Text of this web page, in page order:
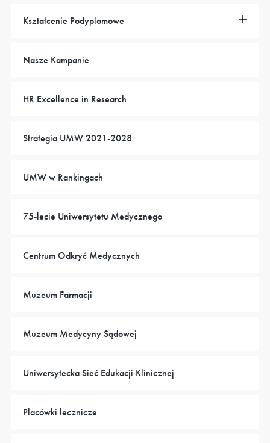
Kształcenie Podyplomowe
Nasze Kampanie
HR Excellence in Research
Strategia UMW 2021-2028
UMW w Rankingach
75-lecie Uniwersytetu Medycznego
Centrum Odkryć Medycznych
Muzeum Farmacji
Muzeum Medycyny Sądowej
Uniwersytecka Sieć Edukacji Klinicznej
Placówki lecznicze